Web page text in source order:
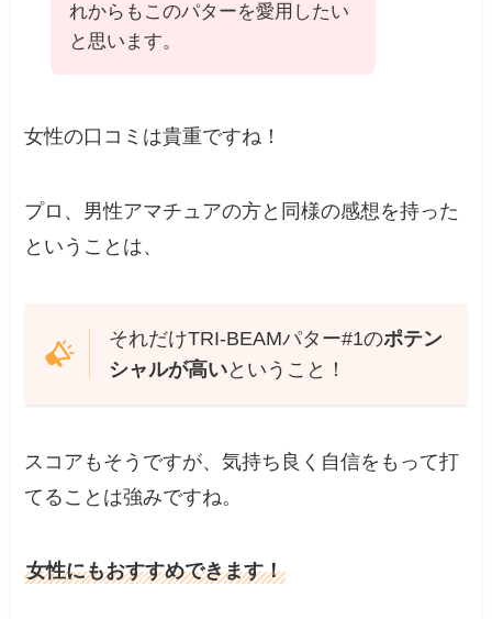
れからもこのパターを愛用したい
と思います。
女性の口コミは貴重ですね！
プロ、男性アマチュアの方と同様の感想を持った
ということは、
それだけTRI-BEAMパター#1のポテン
シャルが高いということ！
スコアもそうですが、気持ち良く自信をもって打
てることは強みですね。
女性にもおすすめできます！